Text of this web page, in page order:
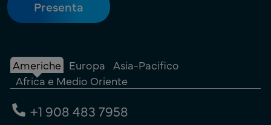
Americhe Europa Asia-Pacifico
Africa e Medio Oriente
+1 908 483 7958